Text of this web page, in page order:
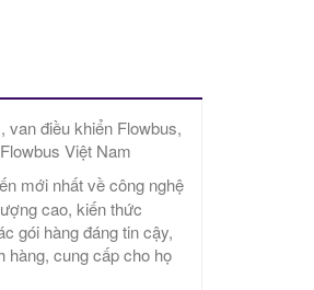
van điều khiển Flowbus,
Việt Nam
mới nhất về công nghệ
cao, kiến ​​thức
gói hàng đáng tin cậy,
hàng, cung cấp cho họ